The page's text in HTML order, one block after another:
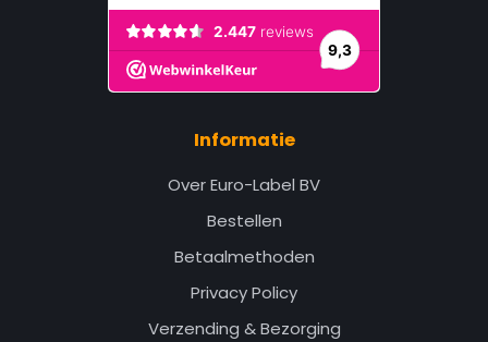
Informatie
Over Euro-Label BV
Bestellen
Betaalmethoden
Privacy Policy
Verzending & Bezorging